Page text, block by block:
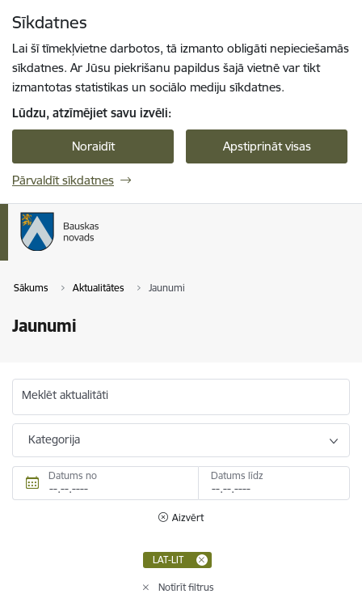
Sīkdatnes
Lai šī tīmekļvietne darbotos, tā izmanto obligāti nepieciešamās
sīkdatnes. Ar Jūsu piekrišanu papildus šajā vietnē var tikt
izmantotas statistikas un sociālo mediju sīkdatnes.
Lūdzu, atzīmējiet savu izvēli:
Noraidīt Apstiprināt visas
Pārvaldīt sīkdatnes
Sākums Aktualitātes Jaunumi
Jaunumi
Meklēt aktualitāti
Kategorija
Datums no Datums līdz
Aizvērt
LAT-LIT
Notīrīt filtrus